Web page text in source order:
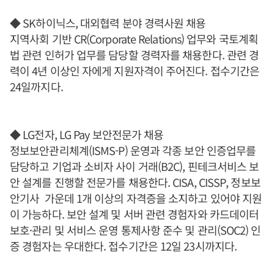
◆ SK하이닉스, 대외협력 분야 경력사원 채용
지역사회 기반 CR(Corporate Relations) 업무와 국토계획
법 관련 인허가 업무를 담당할 경력자를 채용한다. 관련 경
력이 4년 이상인 자에게 지원자격이 주어진다. 접수기간은
24일까지다.
◆ LG전자, LG Pay 보안전문가 채용
정보보안관리체계(ISMS-P) 운영과 각종 보안 인증업무를
담당하고 기업과 소비자 사이 거래(B2C), 핀테크서비스 보
안 설계를 진행할 전문가를 채용한다. CISA, CISSP, 정보보
안기사 가운데 1개 이상의 자격증을 소지하고 있어야 지원
이 가능하다. 보안 설계 및 서버 관련 경험자와 카드데이터
보호·관리 및 서비스 운영 통제사항 준수 및 관리(SOC2) 인
증 경험자는 우대한다. 접수기간은 12일 23시까지다.